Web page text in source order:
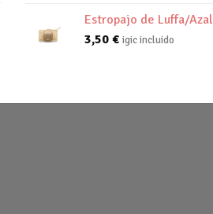
Estropajo de Luffa/Azal
3,50 € igic incluido